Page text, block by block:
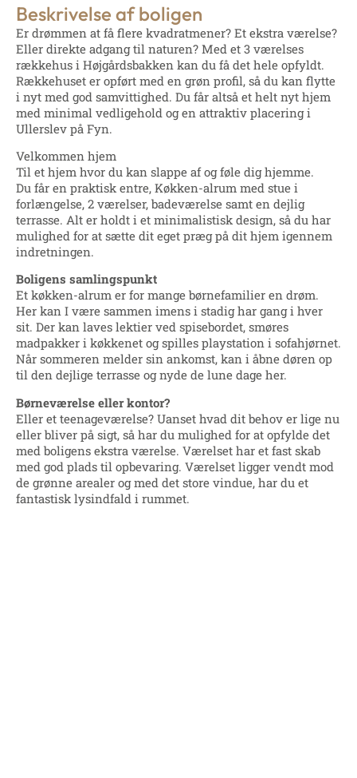
Beskrivelse af boligen
Er drømmen at få flere kvadratmener? Et ekstra værelse?
Eller direkte adgang til naturen? Med et 3 værelses
rækkehus i Højgårdsbakken kan du få det hele opfyldt.
Rækkehuset er opført med en grøn profil, så du kan flytte
i nyt med god samvittighed. Du får altså et helt nyt hjem
med minimal vedligehold og en attraktiv placering i
Ullerslev på Fyn.
Velkommen hjem
Til et hjem hvor du kan slappe af og føle dig hjemme.
Du får en praktisk entre, Køkken-alrum med stue i
forlængelse, 2 værelser, badeværelse samt en dejlig
terrasse. Alt er holdt i et minimalistisk design, så du har
mulighed for at sætte dit eget præg på dit hjem igennem
indretningen.
Boligens samlingspunkt
Et køkken-alrum er for mange børnefamilier en drøm.
Her kan I være sammen imens i stadig har gang i hver
sit. Der kan laves lektier ved spisebordet, smøres
madpakker i køkkenet og spilles playstation i sofahjørnet.
Når sommeren melder sin ankomst, kan i åbne døren op
til den dejlige terrasse og nyde de lune dage her.
Børneværelse eller kontor?
Eller et teenageværelse? Uanset hvad dit behov er lige nu
eller bliver på sigt, så har du mulighed for at opfylde det
med boligens ekstra værelse. Værelset har et fast skab
med god plads til opbevaring. Værelset ligger vendt mod
de grønne arealer og med det store vindue, har du et
fantastisk lysindfald i rummet.